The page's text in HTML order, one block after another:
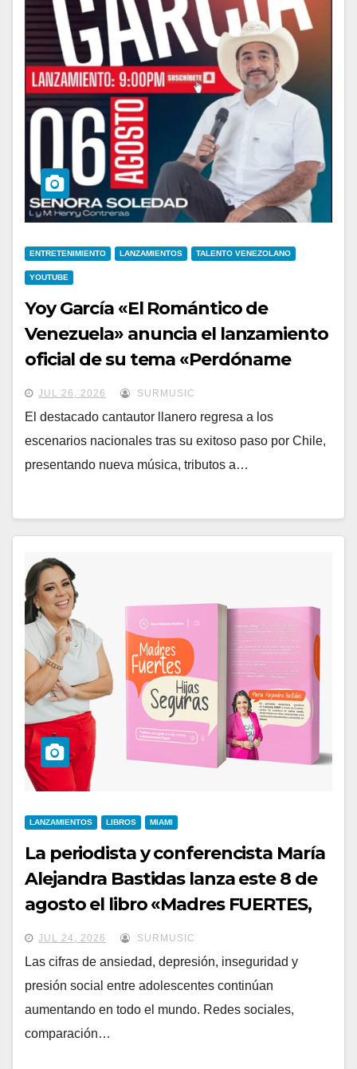
ENTRETENIMIENTO LANZAMIENTOS TALENTO VENEZOLANO
YOUTUBE
Yoy García «El Romántico de
Venezuela» anuncia el lanzamiento
oficial de su tema «Perdóname
Reflexión al Corazón» en YouTube y
todas las plataformas digitales
JUL 26, 2026 SURMUSIC
El destacado cantautor llanero regresa a los
escenarios nacionales tras su exitoso paso por Chile,
presentando nueva música, tributos a…
LANZAMIENTOS LIBROS MIAMI
La periodista y conferencista María
Alejandra Bastidas lanza este 8 de
agosto el libro «Madres FUERTES,
Hijas Seguras»
JUL 24, 2026 SURMUSIC
Las cifras de ansiedad, depresión, inseguridad y
presión social entre adolescentes continúan
aumentando en todo el mundo. Redes sociales,
comparación…